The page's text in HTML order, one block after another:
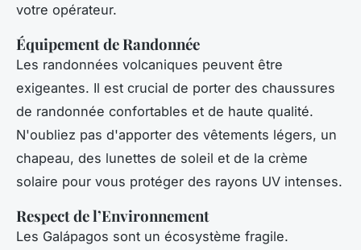
votre opérateur.
Équipement de Randonnée
Les randonnées volcaniques peuvent être
exigeantes. Il est crucial de porter des chaussures
de randonnée confortables et de haute qualité.
N'oubliez pas d'apporter des vêtements légers, un
chapeau, des lunettes de soleil et de la crème
solaire pour vous protéger des rayons UV intenses.
Respect de l’Environnement
Les Galápagos sont un écosystème fragile.